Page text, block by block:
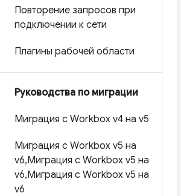
Повторение запросов при
подключении к сети
Плагины рабочей области
Руководства по миграции
Миграция с Workbox v4 на v5
Миграция с Workbox v5 на
v6,Миграция с Workbox v5 на
v6,Миграция с Workbox v5 на
v6